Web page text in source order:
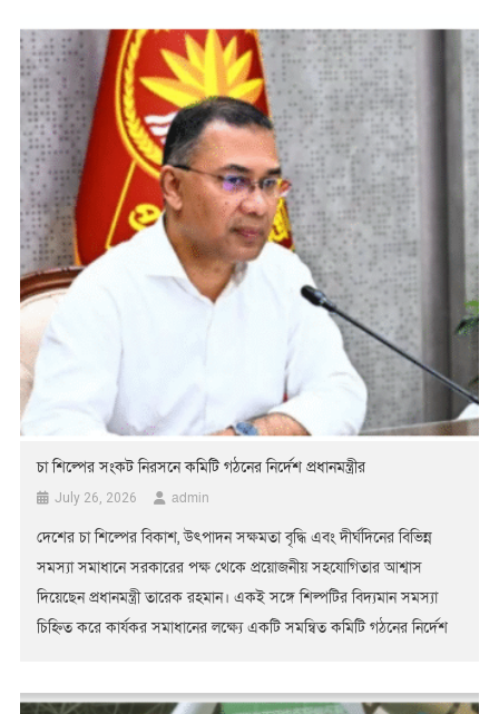
চা শিল্পের সংকট নিরসনে কমিটি গঠনের নির্দেশ প্রধানমন্ত্রীর
July 26, 2026 admin
দেশের চা শিল্পের বিকাশ, উৎপাদন সক্ষমতা বৃদ্ধি এবং দীর্ঘদিনের বিভিন্ন
সমস্যা সমাধানে সরকারের পক্ষ থেকে প্রয়োজনীয় সহযোগিতার আশ্বাস
দিয়েছেন প্রধানমন্ত্রী তারেক রহমান। একই সঙ্গে শিল্পটির বিদ্যমান সমস্যা
চিহ্নিত করে কার্যকর সমাধানের লক্ষ্যে একটি সমন্বিত কমিটি গঠনের নির্দেশ